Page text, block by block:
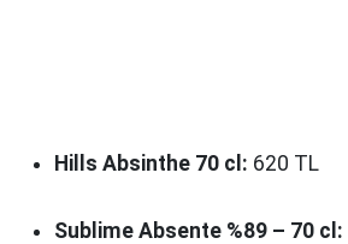
Hills Absinthe 70 cl: 620 TL
Sublime Absente %89 – 70 cl: